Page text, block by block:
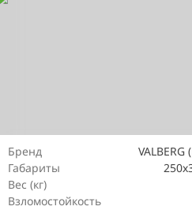
Бренд
VALBERG
Габариты
Вес (кг)
Взломостойкость